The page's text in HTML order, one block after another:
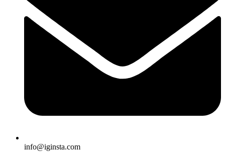
info@iginsta.com